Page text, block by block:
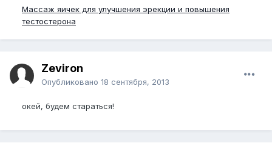
Массаж яичек для улучшения эрекции и повышения
тестостерона
Zeviron
Опубликовано 18 сентября, 2013
окей, будем стараться!